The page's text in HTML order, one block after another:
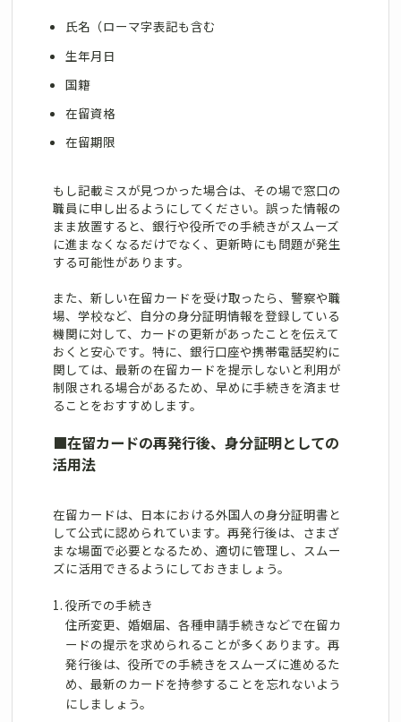
氏名（ローマ字表記も含む
生年月日
国籍
在留資格
在留期限
もし記載ミスが見つかった場合は、その場で窓口の
職員に申し出るようにしてください。誤った情報の
まま放置すると、銀行や役所での手続きがスムーズ
に進まなくなるだけでなく、更新時にも問題が発生
する可能性があります。
また、新しい在留カードを受け取ったら、警察や職
場、学校など、自分の身分証明情報を登録している
機関に対して、カードの更新があったことを伝えて
おくと安心です。特に、銀行口座や携帯電話契約に
関しては、最新の在留カードを提示しないと利用が
制限される場合があるため、早めに手続きを済ませ
ることをおすすめします。
■在留カードの再発行後、身分証明としての
活用法
在留カードは、日本における外国人の身分証明書と
して公式に認められています。再発行後は、さまざ
まな場面で必要となるため、適切に管理し、スムー
ズに活用できるようにしておきましょう。
役所での手続き
住所変更、婚姻届、各種申請手続きなどで在留カ
ードの提示を求められることが多くあります。再
発行後は、役所での手続きをスムーズに進めるた
め、最新のカードを持参することを忘れないよう
にしましょう。